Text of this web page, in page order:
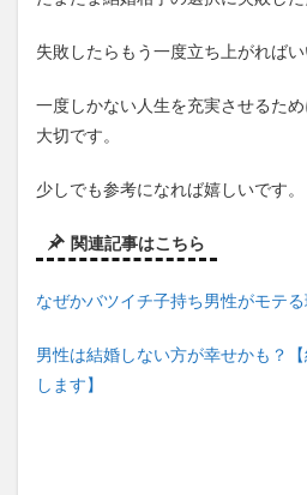
失敗したらもう一度立ち上がればい
一度しかない人生を充実させるた
大切です。
少しでも参考になれば嬉しいです。
関連記事はこちら
なぜかバツイチ子持ち男性がモテ
男性は結婚しない方が幸せかも？
します】